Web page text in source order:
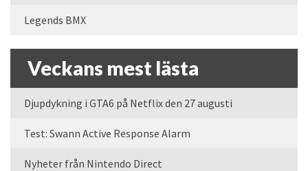
Legends BMX
Veckans mest lästa
Djupdykning i GTA6 på Netflix den 27 augusti
Test: Swann Active Response Alarm
Nyheter från Nintendo Direct